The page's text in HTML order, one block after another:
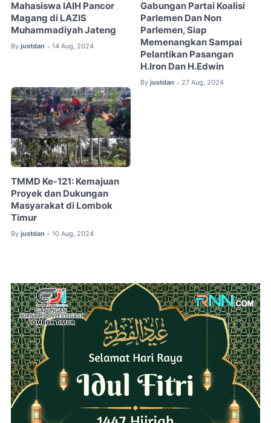
Mahasiswa IAIH Pancor
Magang di LAZIS
Muhammadiyah Jateng
By justdan • 14 Aug, 2024
Gabungan Partai Koalisi
Parlemen Dan Non
Parlemen, Siap
Memenangkan Sampai
Pelantikan Pasangan
H.Iron Dan H.Edwin
By justdan • 27 Aug, 2024
TMMD Ke-121: Kemajuan
Proyek dan Dukungan
Masyarakat di Lombok
Timur
By justdan • 10 Aug, 2024